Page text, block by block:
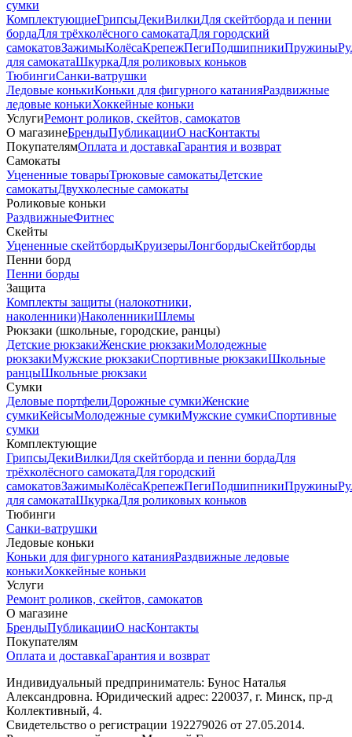
сумки
КомплектующиеГрипсыДекиВилкиДля скейтборда и пенни
бордаДля трёхколёсного самокатаДля городский
самокатовЗажимыКолёсаКрепежПегиПодшипникиПружины
для самокатаШкуркаДля роликовых коньков
ТюбингиСанки-ватрушки
Ледовые конькиКоньки для фигурного катанияРаздвижные
ледовые конькиХоккейные коньки
УслугиРемонт роликов, скейтов, самокатов
О магазинеБрендыПубликацииО насКонтакты
ПокупателямОплата и доставкаГарантия и возврат
Самокаты
Уцененные товарыТрюковые самокатыДетские
самокатыДвухколесные самокаты
Роликовые коньки
РаздвижныеФитнес
Скейты
Уцененные скейтбордыКруизерыЛонгбордыСкейтборды
Пенни борд
Пенни борды
Защита
Комплекты защиты (налокотники,
наколенники)НаколенникиШлемы
Рюкзаки (школьные, городские, ранцы)
Детские рюкзакиЖенские рюкзакиМолодежные
рюкзакиМужские рюкзакиСпортивные рюкзакиШкольные
ранцыШкольные рюкзаки
Сумки
Деловые портфелиДорожные сумкиЖенские
сумкиКейсыМолодежные сумкиМужские сумкиСпортивные
сумки
Комплектующие
ГрипсыДекиВилкиДля скейтборда и пенни бордаДля
трёхколёсного самокатаДля городский
самокатовЗажимыКолёсаКрепежПегиПодшипникиПружины
для самокатаШкуркаДля роликовых коньков
Тюбинги
Санки-ватрушки
Ледовые коньки
Коньки для фигурного катанияРаздвижные ледовые
конькиХоккейные коньки
Услуги
Ремонт роликов, скейтов, самокатов
О магазине
БрендыПубликацииО насКонтакты
Покупателям
Оплата и доставкаГарантия и возврат
Индивидуальный предприниматель: Бунос Наталья
Александровна. Юридический адрес: 220037, г. Минск, пр-д
Коллективный, 4.
Свидетельство о регистрации 192279026 от 27.05.2014.